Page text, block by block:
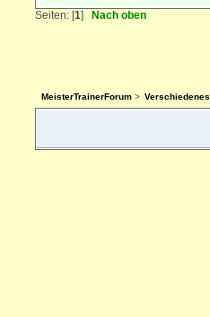
Seiten: [1]Nach oben
MeisterTrainerForum> Verschiedenes